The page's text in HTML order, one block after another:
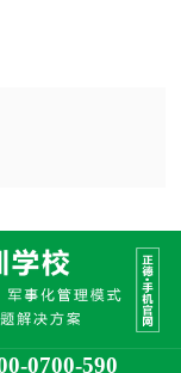
0700-590